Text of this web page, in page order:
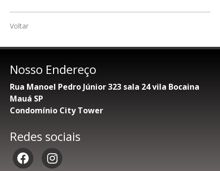
Voltar
Nosso Endereço
Rua Manoel Pedro Júnior 323 sala 24 vila Bocaina
Mauá SP
Condomínio City Tower
Redes sociais